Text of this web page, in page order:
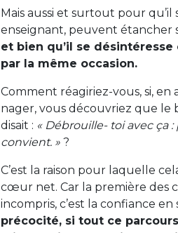
Mais aussi et surtout pour
enseignant, peuvent étancher
et bien qu’il se
par la même occasion.
Comment réagiriez-vous, si, en
nager, vous découvriez que le
disait : « Débrouille- toi avec ça
convient. » ?
C’est la raison pour laquelle
cœur net. Car la première des
incompris, c’est la confiance en
précocité, si tout ce